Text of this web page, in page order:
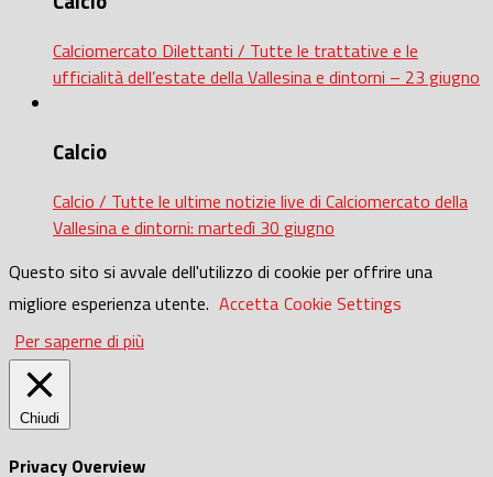
Calciomercato Dilettanti / Tutte le trattative e le
ufficialità dell’estate della Vallesina e dintorni – 23 giugno
Calcio
Calcio / Tutte le ultime notizie live di Calciomercato della
Vallesina e dintorni: martedì 30 giugno
Questo sito si avvale dell'utilizzo di cookie per offrire una
migliore esperienza utente. Accetta Cookie Settings
Per saperne di più
Chiudi
Privacy Overview